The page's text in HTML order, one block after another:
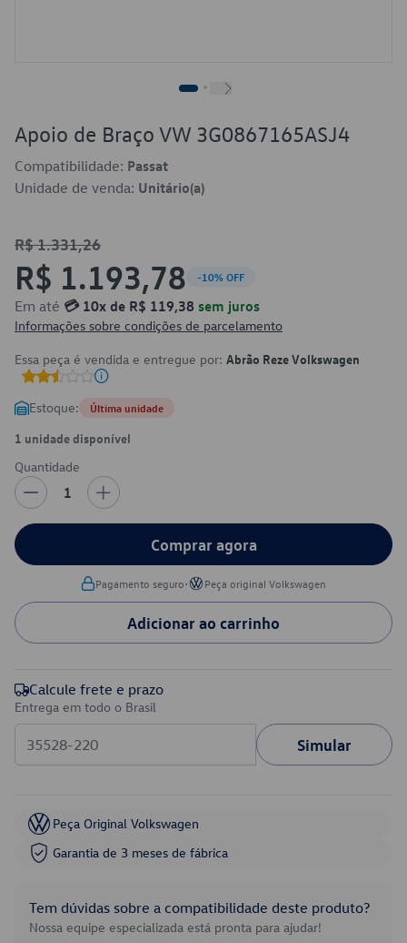
Apoio de Braço VW 3G0867165ASJ4
Compatibilidade: Passat
Unidade de venda: Unitário(a)
R$ 1.331,26
R$ 1.193,78 -10% OFF
Em até 💳 10x de R$ 119,38 sem juros
Informações sobre condições de parcelamento
Essa peça é vendida e entregue por: Abrão Reze Volkswagen
Estoque: Última unidade
1 unidade disponível
Quantidade
1
Comprar agora
Pagamento seguro• Peça original Volkswagen
Adicionar ao carrinho
Calcule frete e prazo
Entrega em todo o Brasil
Simular
Peça Original Volkswagen
Garantia de 3 meses de fábrica
Tem dúvidas sobre a compatibilidade deste produto?
Nossa equipe especializada está pronta para ajudar!